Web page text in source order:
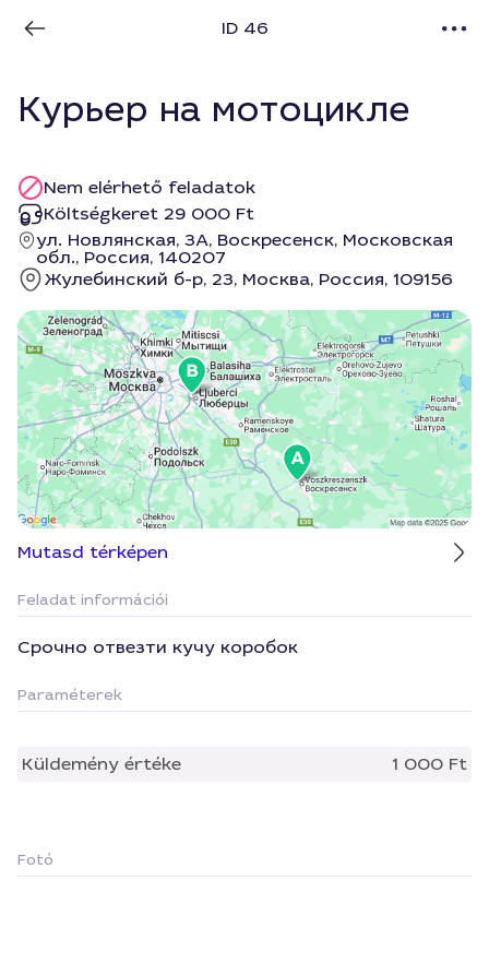
ID 46
Курьер на мотоцикле
Nem elérhető feladatok
Költségkeret 29 000 Ft
ул. Новлянская, 3А, Воскресенск, Московская
обл., Россия, 140207
Жулебинский б-р, 23, Москва, Россия, 109156
Mutasd térképen
Feladat információi
Срочно отвезти кучу коробок
Paraméterek
Küldemény értéke 1 000 Ft
Fotó